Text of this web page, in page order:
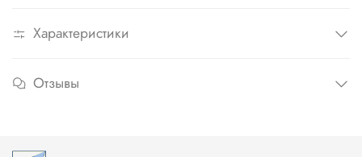
Характеристики
Отзывы